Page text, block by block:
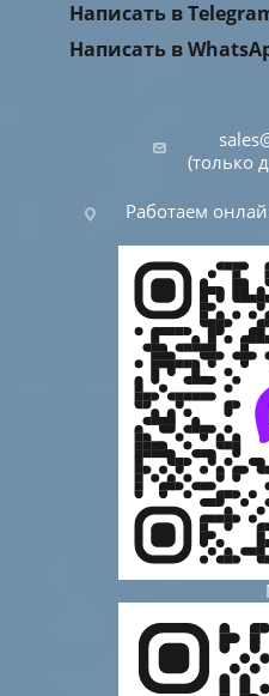
Написать в
Написать в
(только
Работаем